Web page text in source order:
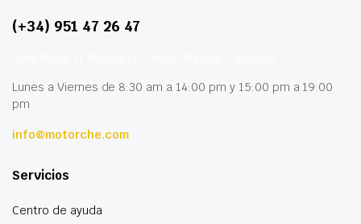
(+34) 951 47 26 47
Lunes a Viernes de 8:30 am a 14:00 pm y 15:00 pm a 19:00
pm
info@motorche.com
Servicios
Centro de ayuda